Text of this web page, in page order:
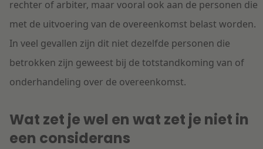
rechter of arbiter, maar vooral ook aan de personen die
met de uitvoering van de overeenkomst belast worden.
In veel gevallen zijn dit niet dezelfde personen die
betrokken zijn geweest bij de totstandkoming van of
onderhandeling over de overeenkomst.
Wat zet je wel en wat zet je niet in
een considerans